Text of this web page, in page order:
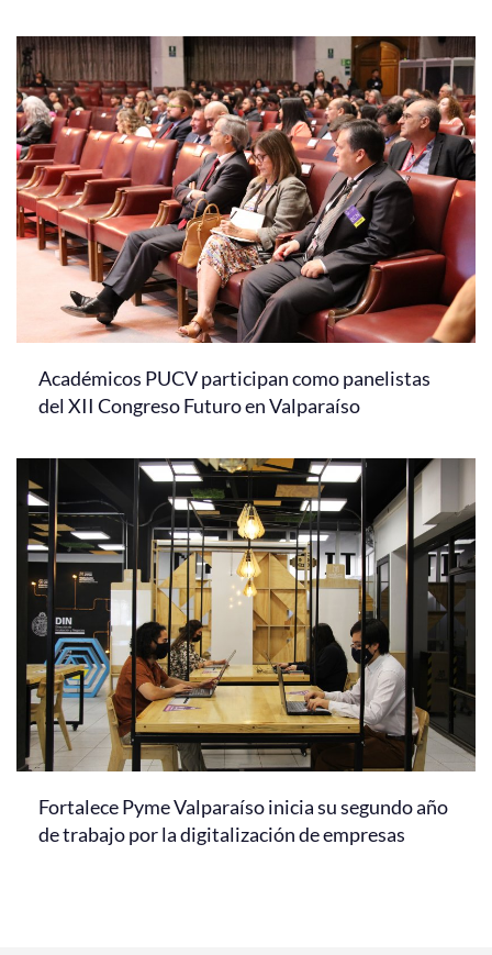
Académicos PUCV participan como panelistas
del XII Congreso Futuro en Valparaíso
Fortalece Pyme Valparaíso inicia su segundo año
de trabajo por la digitalización de empresas